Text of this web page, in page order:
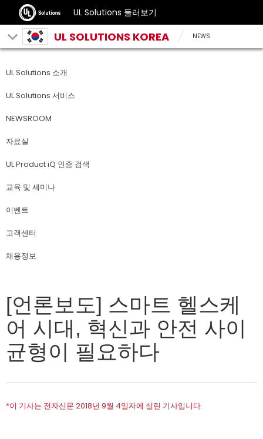
UL Solutions 둘러보기
UL SOLUTIONS KOREA NEWS
UL Solutions 소개
UL Solutions 서비스
NEWSROOM
자료실
UL Product iQ 인증 검색
교육 및 세미나
이벤트
고객센터
채용정보
[언론보도] 스마트 헬스케
어 시대, 혁신과 안전 사이
균형이 필요하다
*이 기사는 전자신문 2018년 9월 4일자에 실린 기사입니다.